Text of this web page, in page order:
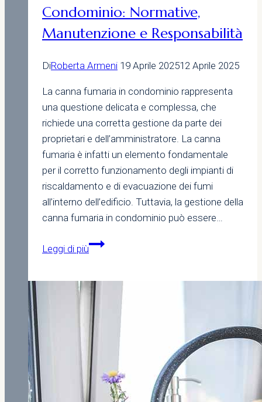
Condominio: Normative,
Manutenzione e Responsabilità
DiRoberta Armeni 19 Aprile 202512 Aprile 2025
La canna fumaria in condominio rappresenta
una questione delicata e complessa, che
richiede una corretta gestione da parte dei
proprietari e dell’amministratore. La canna
fumaria è infatti un elemento fondamentale
per il corretto funzionamento degli impianti di
riscaldamento e di evacuazione dei fumi
all’interno dell’edificio. Tuttavia, la gestione della
canna fumaria in condominio può essere…
Leggi di piùLa
in
Condominio:
Normative,
Manutenzione
e
Responsabilità